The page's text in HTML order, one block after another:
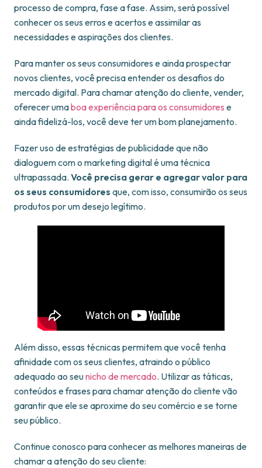
processo de compra, fase a fase. Assim, será possível
conhecer os seus erros e acertos e assimilar as
necessidades e aspirações dos clientes.
Para manter os seus consumidores e ainda prospectar
novos clientes, você precisa entender os desafios do
mercado digital. Para chamar atenção do cliente, vender,
oferecer umaboa experiência para os consumidores e
ainda fidelizá-los, você deve ter um bom planejamento.
Fazer uso de estratégias de publicidade que não
dialoguem com o marketing digital é uma técnica
ultrapassada. Você precisa gerar e agregar valor para
os seus consumidores que, com isso, consumirão os seus
produtos por um desejo legítimo.
Além disso, essas técnicas permitem que você tenha
afinidade com os seus clientes, atraindo o público
adequado ao seunicho de mercado. Utilizar as táticas,
conteúdos e frases para chamar atenção do cliente vão
garantir que ele se aproxime do seu comércio e se torne
seu público.
Continue conosco para conhecer as melhores maneiras de
chamar a atenção do seu cliente: